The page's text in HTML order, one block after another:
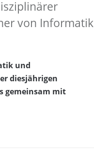
von Informatik
und
diesjährigen
gemeinsam mit